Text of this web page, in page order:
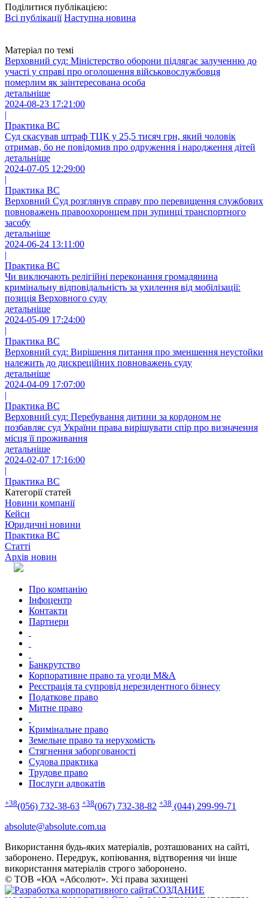
Поділитися публікацією:
Всі публікації Наступна новина
Матеріал по темі
Верховний суд: Міністерство оборони підлягає залученню до
участі у справі про оголошення військовослужбовця
померлим як заінтересована особа
детальніше
2024-08-23 17:21:00
|
Практика ВС
Суд скасував штраф ТЦК у 25,5 тисяч грн, який чоловік
отримав, бо не повідомив про одруження і народження дітей
детальніше
2024-07-05 12:29:00
|
Практика ВС
Верховний Суд розглянув справу про перевищення службових
повноважень правоохоронцем при зупинці транспортного
засобу
детальніше
2024-06-24 13:11:00
|
Практика ВС
Чи виключають релігійні переконання громадянина
кримінальну відповідальність за ухилення від мобілізації:
позиція Верховного суду
детальніше
2024-05-09 17:24:00
|
Практика ВС
Верховний суд: Вирішення питання про зменшення неустойки
належить до дискреційних повноважень суду
детальніше
2024-04-09 17:07:00
|
Практика ВС
Верховний суд: Перебування дитини за кордоном не
позбавляє суд України права вирішувати спір про визначення
місця її проживання
детальніше
2024-02-07 17:16:00
|
Практика ВС
Категорії статей
Новини компанії
Кейси
Юридичні новини
Практика ВС
Статті
Архів новин
Про компанію
Інфоцентр
Контакти
Партнери
Банкрутство
Корпоративне право та угоди M&A
Реєстрація та супровід нерезидентного бізнесу
Податкове право
Митне право
Кримінальне право
Земельне право та нерухомість
Стягнення заборгованості
Судова практика
Трудове право
Послуги адвокатів
+38(056) 732-38-63 +38(067) 732-38-82 +38 (044) 299-99-71
absolute@absolute.com.ua
Використання будь-яких матеріалів, розташованих на сайті,
заборонено. Передрук, копіювання, відтворення чи інше
використання матеріалів строго заборонено.
© ТОВ «ЮА «Абсолют». Усі права захищені
СОЗДАНИЕ